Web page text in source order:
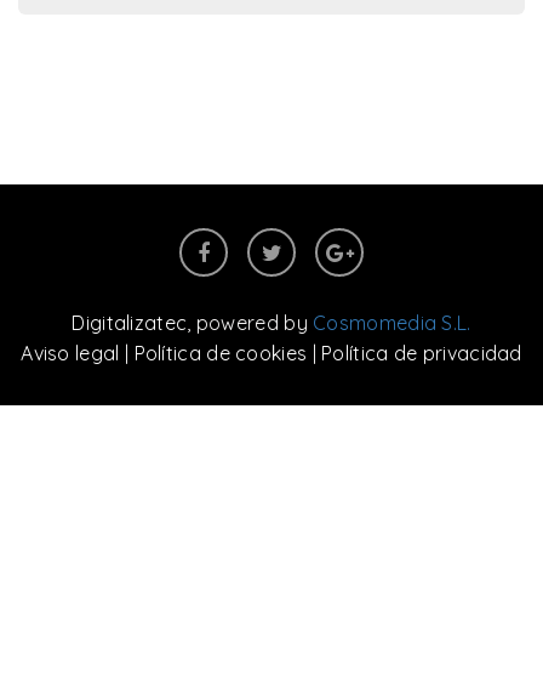
Digitalizatec, powered by Cosmomedia S.L.
Aviso legal
Política de cookies Política de privacidad